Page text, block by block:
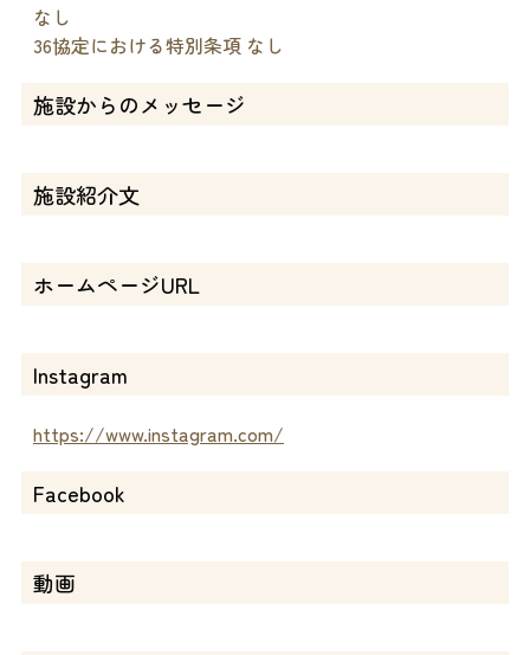
なし
36協定における特別条項 なし
施設からのメッセージ
施設紹介文
ホームページURL
Instagram
https://www.instagram.com/
Facebook
動画